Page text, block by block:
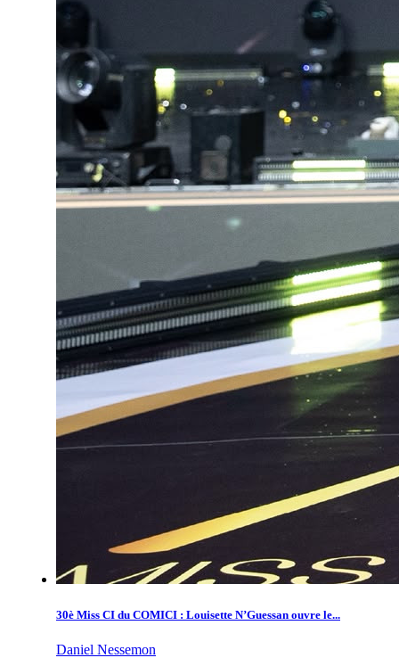
30è Miss CI du COMICI : Louisette N’Guessan ouvre le...
Daniel Nessemon